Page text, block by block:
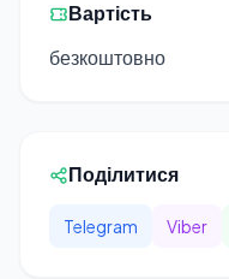
Вартість
безкоштовно
Поділитися
Telegram Viber